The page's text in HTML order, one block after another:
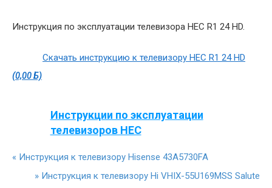
Инструкция по эксплуатации телевизора HEC R1 24 HD.
Скачать инструкцию к телевизору HEC R1 24 HD
(0,00 Б)
Инструкции по эксплуатации
телевизоров HEC
« Инструкция к телевизору Hisense 43A5730FA
» Инструкция к телевизору Hi VHIX-55U169MSS Salute